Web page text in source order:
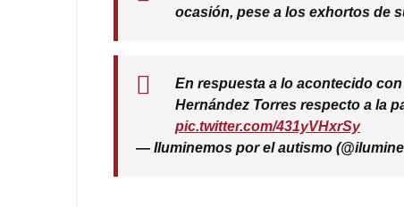
ocasión, pese a los exhortos de
En respuesta a lo acontecido
Hernández Torres respecto a la
pic.twitter.com/431yVHxrSy
— Iluminemos por el autismo